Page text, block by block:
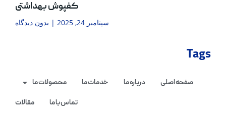
کفپوش بهداشتی
سپتامبر 24, 2025 بدون دیدگاه
Tags
صفحه اصلی درباره ما خدمات ما
محصولات ما
تماس با ما
مقالات